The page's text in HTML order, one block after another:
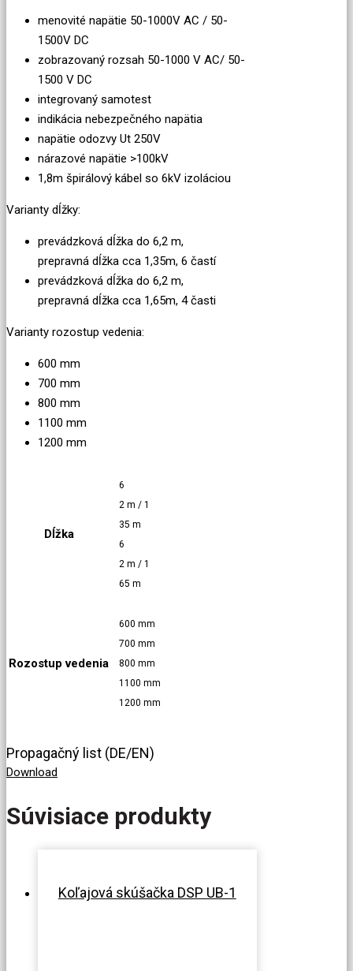
menovité napätie 50-1000V AC / 50-
1500V DC
zobrazovaný rozsah 50-1000 V AC/ 50-
1500 V DC
integrovaný samotest
indikácia nebezpečného napätia
napätie odozvy Ut 250V
nárazové napätie >100kV
1,8m špirálový kábel so 6kV izoláciou
Varianty dĺžky:
prevádzková dĺžka do 6,2 m,
prepravná dĺžka cca 1,35m, 6 častí
prevádzková dĺžka do 6,2 m,
prepravná dĺžka cca 1,65m, 4 časti
Varianty rozostup vedenia:
600 mm
700 mm
800 mm
1100 mm
1200 mm
Dĺžka
6
2 m / 1
35 m
6
2 m / 1
65 m
Rozostup vedenia
600 mm
700 mm
800 mm
1100 mm
1200 mm
Propagačný list (DE/EN)
Download
Súvisiace produkty
Koľajová skúšačka DSP UB-1